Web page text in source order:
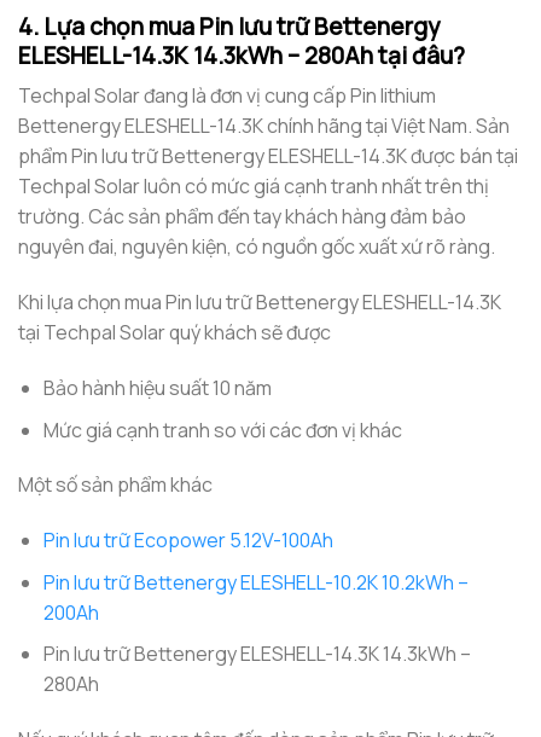
4. Lựa chọn mua Pin lưu trữ Bettenergy
ELESHELL-14.3K 14.3kWh – 280Ah tại đâu?
Techpal Solar đang là đơn vị cung cấp Pin lithium
Bettenergy ELESHELL-14.3K chính hãng tại Việt Nam. Sản
phẩm Pin lưu trữ Bettenergy ELESHELL-14.3K được bán tại
Techpal Solar luôn có mức giá cạnh tranh nhất trên thị
trường. Các sản phẩm đến tay khách hàng đảm bảo
nguyên đai, nguyên kiện, có nguồn gốc xuất xứ rõ ràng.
Khi lựa chọn mua Pin lưu trữ Bettenergy ELESHELL-14.3K
tại Techpal Solar quý khách sẽ được
Bảo hành hiệu suất 10 năm
Mức giá cạnh tranh so với các đơn vị khác
Một số sản phẩm khác
Pin lưu trữ Ecopower 5.12V-100Ah
Pin lưu trữ Bettenergy ELESHELL-10.2K 10.2kWh –
200Ah
Pin lưu trữ Bettenergy ELESHELL-14.3K 14.3kWh –
280Ah